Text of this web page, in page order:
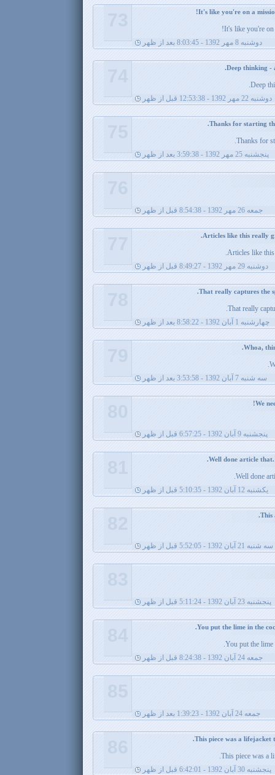
It's like you're on
دوشنبه 8 مهر 1392 - 8:03:45 بعد از ظهر
Deep
دوشنبه 22 مهر 1392 - 12:53:38 قبل از ظهر
Thanks for
پنجشنبه 25 مهر 1392 - 3:59:38 بعد از ظهر
جمعه 26 مهر 1392 - 8:54:38 قبل از ظهر
Articles like this
دوشنبه 29 مهر 1392 - 8:49:27 قبل از ظهر
That really
چهارشنبه 1 آبان 1392 - 8:58:22 بعد از ظهر
سه شنبه 7 آبان 1392 - 3:53:58 بعد از ظهر
پنجشنبه 9 آبان 1392 - 6:57:25 قبل از ظهر
Well done
يکشنبه 12 آبان 1392 - 5:10:35 قبل از ظهر
سه شنبه 21 آبان 1392 - 5:52:05 قبل از ظهر
پنجشنبه 23 آبان 1392 - 5:11:24 قبل از ظهر
You put the lime
جمعه 24 آبان 1392 - 8:24:38 قبل از ظهر
جمعه 24 آبان 1392 - 1:39:23 بعد از ظهر
This piece was a
پنجشنبه 30 آبان 1392 - 6:42:01 قبل از ظهر